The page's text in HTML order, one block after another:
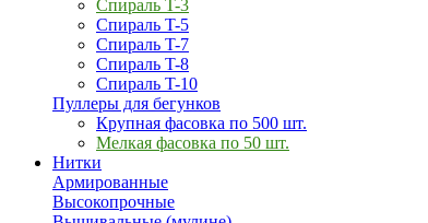
Спираль T-3
Спираль T-5
Спираль T-7
Спираль T-8
Спираль T-10
Пуллеры для бегунков
Крупная фасовка по 500 шт.
Мелкая фасовка по 50 шт.
Нитки
Армированные
Высокопрочные